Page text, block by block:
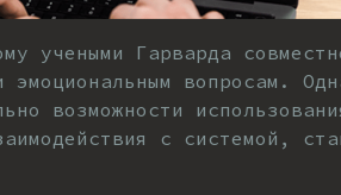
учеными Гарварда
вопросам.
возможности
с системой,